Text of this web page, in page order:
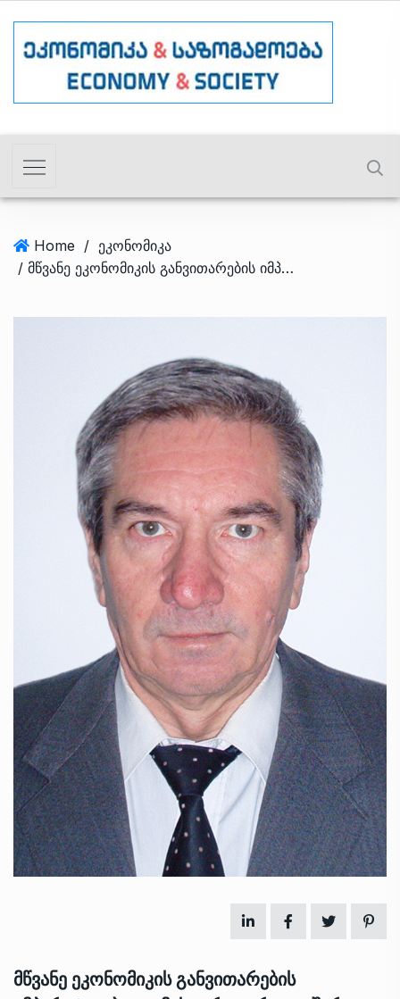
Home / ეკონომიკა
/ მწვანე ეკონომიკის განვითარების იმპერატივები და მისი ურთიერთკავშირი ინოვაციურ ეკონომიკასთან
მწვანე ეკონომიკის განვითარების